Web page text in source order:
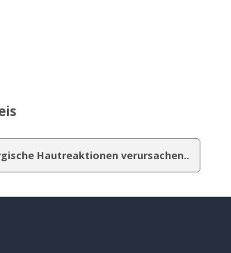
Hautreaktionen verursachen..